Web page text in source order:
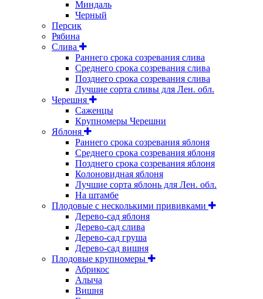
Миндаль
Черный
Персик
Рябина
Слива
Раннего срока созревания слива
Среднего срока созревания слива
Позднего срока созревания слива
Лучшие сорта сливы для Лен. обл.
Черешня
Саженцы
Крупномеры Черешни
Яблоня
Раннего срока созревания яблоня
Среднего срока созревания яблоня
Позднего срока созревания яблоня
Колоновидная яблоня
Лучшие сорта яблонь для Лен. обл.
На штамбе
Плодовые с несколькими прививками
Дерево-сад яблоня
Дерево-сад слива
Дерево-сад груша
Дерево-сад вишня
Плодовые крупномеры
Абрикос
Алыча
Вишня